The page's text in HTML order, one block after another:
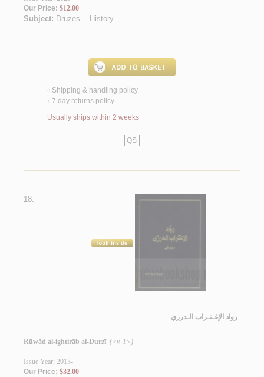
Our Price: $12.00
Subject: Druzes -- History.
< Shipping & handling policy
< 7 day returns policy
Usually ships within 2 weeks
QS
18.
رواد الإغـتـراب الـدرزي
Rūwād al-ightirāb al-Durzī (<v. 1>)
Issue Year: 2013-
Our Price: $32.00